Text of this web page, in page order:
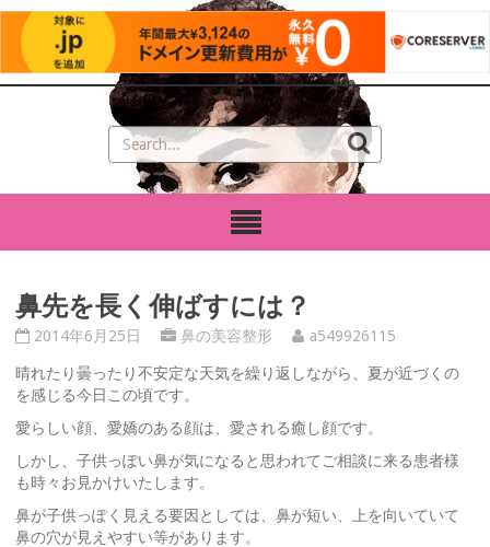
鼻先を長く伸ばすには？
2014年6月25日 鼻の美容整形 a549926115
晴れたり曇ったり不安定な天気を繰り返しながら、夏が近づくの
を感じる今日この頃です。
愛らしい顔、愛嬌のある顔は、愛される癒し顔です。
しかし、子供っぽい鼻が気になると思われてご相談に来る患者様
も時々お見かけいたします。
鼻が子供っぽく見える要因としては、鼻が短い、上を向いていて
鼻の穴が見えやすい等があります。